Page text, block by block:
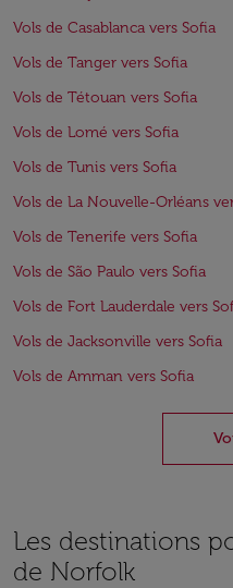
Vols de Casablanca vers Sofia
Vols de Tanger vers Sofia
Vols de Tétouan vers Sofia
Vols de Lomé vers Sofia
Vols de Tunis vers Sofia
Vols de La Nouvelle-Orléans
Vols de Tenerife vers Sofia
Vols de São Paulo vers Sofia
Vols de Fort Lauderdale vers
Vols de Jacksonville vers Sofia
Vols de Amman vers Sofia
Les destinations
de Norfolk